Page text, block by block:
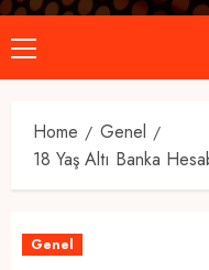
Primary
Menu
Home
Genel
18 Yaş Altı Banka
Genel